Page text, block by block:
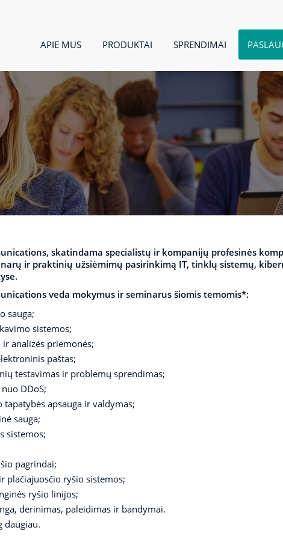
APIE MUS PRODUKTAI SPRENDIMAI
skatindama specialistų ir kompanijų profesinės
ir praktinių užsiėmimų pasirinkimą IT, tinklų sistemų,
veda mokymus ir seminarus šiomis temomis*:
sauga;
sistemos;
analizės priemonės;
paštas;
testavimas ir problemų sprendimas;
DDoS;
tapatybės apsauga ir valdymas;
sauga;
sistemos;
pagrindai;
plačiajuosčio ryšio sistemos;
ryšio linijos;
derinimas, paleidimas ir bandymai.
daugiau.